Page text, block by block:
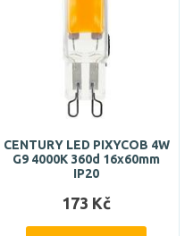
CENTURY LED PIXYCOB 4W
G9 4000K 360d 16x60mm
IP20
173 Kč